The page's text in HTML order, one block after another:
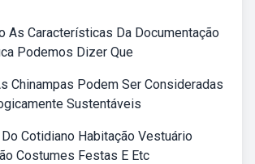
As Características Da Documentação
Podemos Dizer Que
Chinampas Podem Ser Consideradas
Sustentáveis
Cotidiano Habitação Vestuário
Costumes Festas E Etc